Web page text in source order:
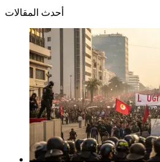
أحدث المقالات